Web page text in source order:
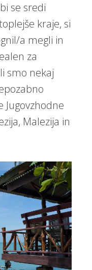
se sredi
kraje, si
a megli in
za
smo nekaj
Jugovzhodne
Malezija in